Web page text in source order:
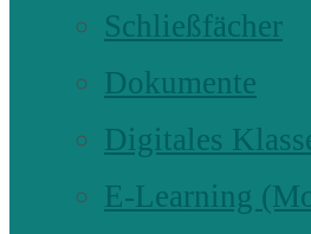
Schließfächer
Dokumente
Digitales
E-Learning